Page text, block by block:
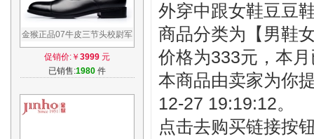
金猴正品07牛皮三节头校尉军
鞋制式三尖头士官男鞋三接头
军官皮鞋
促销价:￥ 3999 元
已销售:1980 件
外穿中跟女鞋豆豆
商品分类为【男鞋
价格为333元，本
本商品由卖家为你
12-27 19:19:12。
点击去购买链接按